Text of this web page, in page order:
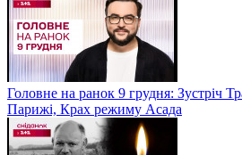
Головне на ранок 9 грудня: Зустріч
Парижі, Крах режиму Асада